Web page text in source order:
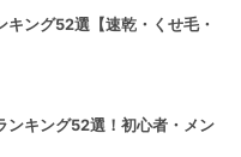
キング52選【速乾・くせ毛・
ンキング52選！初心者・メン